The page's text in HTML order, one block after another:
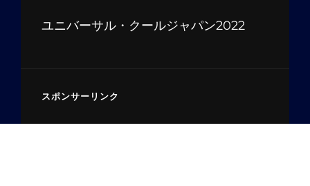
ユニバーサル・クールジャパン2022
スポンサーリンク